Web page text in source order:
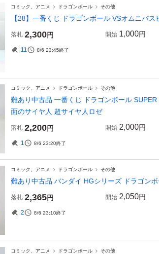
コミック、アニメ ドラゴンボール その他
【28】一番くじ ドラゴンボール VSオムニバ
落札 2,300円 開始 1,000円
11 8/6 23:45終了
コミック、アニメ ドラゴンボール その他
難あり中古品 一番くじ ドラゴンボール
面のサイヤ人 超サイヤ人ロゼ
落札 2,200円 開始 2,000円
1 8/6 23:20終了
コミック、アニメ ドラゴンボール その他
難あり中古品 バンダイ HGシリーズ ドラゴン
落札 2,365円 開始 2,050円
2 8/6 23:10終了
コミック、アニメ ドラゴンボール その他